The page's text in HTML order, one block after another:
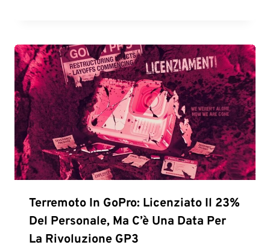
Terremoto In GoPro: Licenziato Il 23%
Del Personale, Ma C’è Una Data Per
La Rivoluzione GP3